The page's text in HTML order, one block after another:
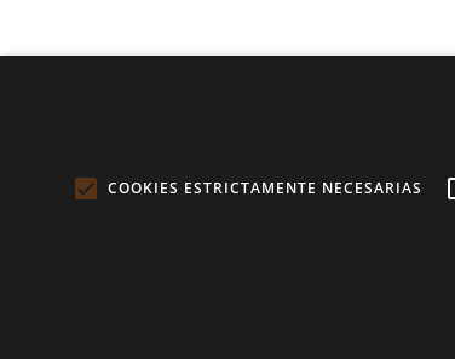
COOKIES ESTRICTAMENTE NECESARIAS